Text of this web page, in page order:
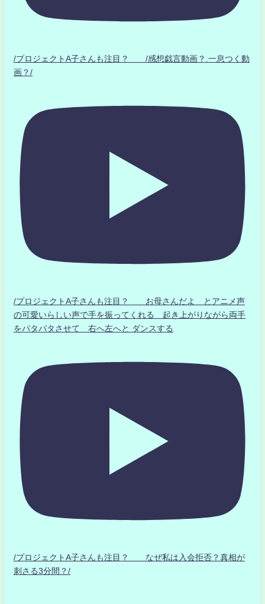
/プロジェクトA子さんも注目？ /感想戯言動画？.一息つく動
画？/
/プロジェクトA子さんも注目？ お母さんだよ とアニメ声
の可愛いらしい声で手を振ってくれる 起き上がりながら両手
をパタパタさせて 右へ左へと ダンスする
/プロジェクトA子さんも注目？ なぜ私は入会拒否？真相が
刺さる3分間？/